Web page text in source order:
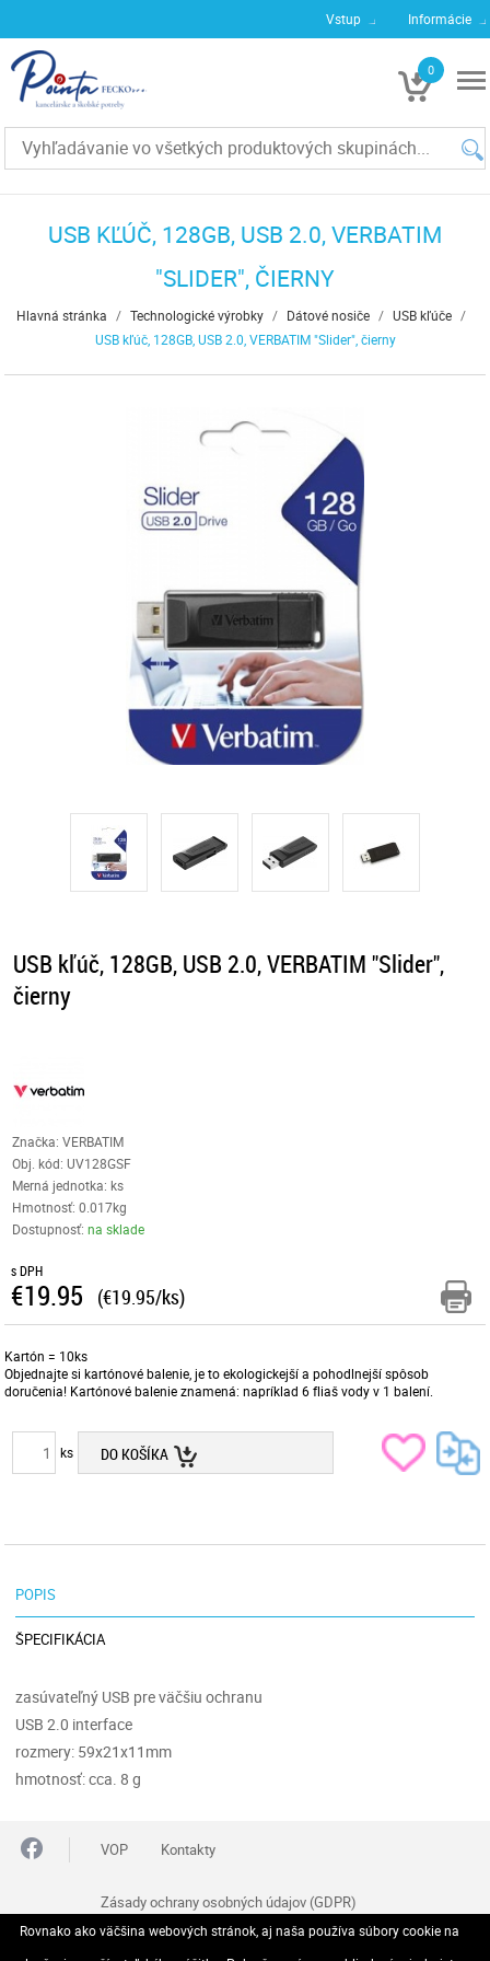
Vstup Informácie
0
€0
USB KĽÚČ, 128GB, USB 2.0, VERBATIM
"SLIDER", ČIERNY
Hlavná stránka / Technologické výrobky / Dátové nosiče / USB kľúče /
USB kľúč, 128GB, USB 2.0, VERBATIM "Slider", čierny
USB kľúč, 128GB, USB 2.0, VERBATIM "Slider",
čierny
Značka: VERBATIM
Obj. kód:UV128GSF
Merná jednotka: ks
Hmotnosť: 0.017kg
Dostupnosť:na sklade
s DPH
€19.95 (€19.95/ks)
Kartón = 10ks
Objednajte si kartónové balenie, je to ekologickejší a pohodlnejší spôsob
doručenia! Kartónové balenie znamená: napríklad 6 fliaš vody v 1 balení.
ks DO KOŠÍKA
POPIS
ŠPECIFIKÁCIA
zasúvateľný USB pre väčšiu ochranu
USB 2.0 interface
rozmery: 59x21x11mm
hmotnosť: cca. 8 g
VOP Kontakty
Zásady ochrany osobných údajov (GDPR)
Reklamačný poriadok Odstúpenie od zmluvy
Rovnako ako väčšina webových stránok, aj naša používa súbory cookie na